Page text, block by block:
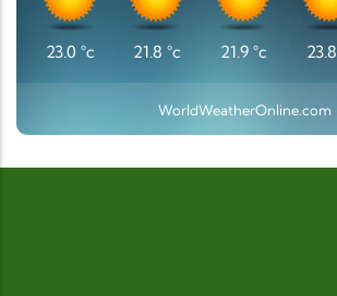
23.0 °c 21.8 °c 21.9 °c 23.8
WorldWeatherOnline.com